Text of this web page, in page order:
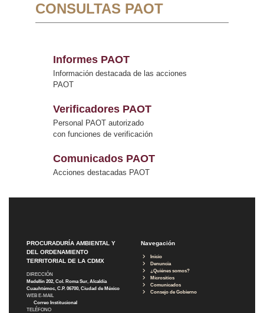
CONSULTAS PAOT
Informes PAOT
Información destacada de las acciones
PAOT
Verificadores PAOT
Personal PAOT autorizado
con funciones de verificación
Comunicados PAOT
Acciones destacadas PAOT
PROCURADURÍA AMBIENTAL Y
DEL ORDENAMIENTO
TERRITORIAL DE LA CDMX
DIRECCIÓN
Medellín 202, Col. Roma Sur, Alcaldía
Cuauhtémoc, C.P. 06700, Ciudad de México
WEB E-MAIL
Correo Institucional
TELÉFONO
Navegación
Inicio
Denuncia
¿Quiénes somos?
Micrositios
Comunicados
Consejo de Gobierno